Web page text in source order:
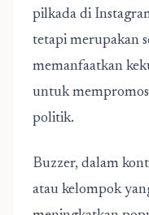
pilkada di
tetapi merupakan
memanfaatkan
untuk
politik.
Buzzer, dalam
atau kelompok